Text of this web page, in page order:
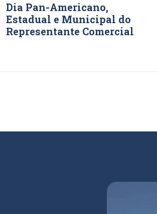
Dia Pan-Americano,
Estadual e Municipal do
Representante Comercial